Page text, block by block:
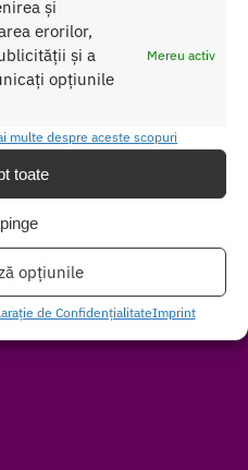
și
erorilor,
și a
opțiunile
Mereu activ
multe despre aceste scopuri
toate
opțiunile
de ConfidențialitateImprint